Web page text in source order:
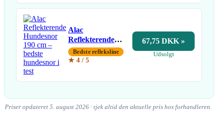
Alac
Reflekterende
Hundesnor 190
cm
Bedste refleksline
★ 4 / 5
67,75 DKK »
Udsolgt
Priser opdateret 5. august 2026 · tjek altid den aktuelle pris hos forhandleren.